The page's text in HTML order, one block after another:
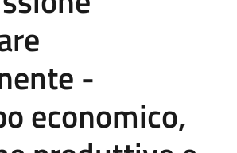
-
economico,